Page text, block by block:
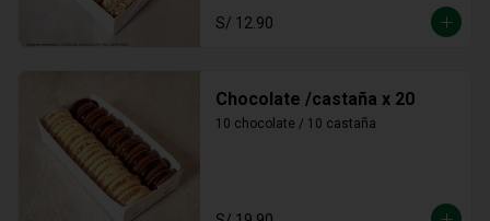
S/ 12.90
Chocolate /castaña x 20
10 chocolate / 10 castaña